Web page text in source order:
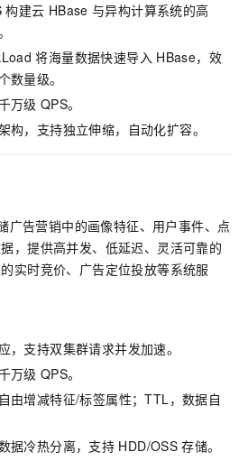
构建云 HBase 与异构计算系统的高
将海量数据快速导入 HBase，效
数量级。
万级 QPS。
构，支持独立伸缩，自动化扩容。
广告营销中的画像特征、用户事件、点
，提供高并发、低延迟、灵活可靠的
实时竞价、广告定位投放等系统服
，支持双集群请求并发加速。
万级 QPS。
由增减特征/标签属性；TTL，数据自
据冷热分离，支持 HDD/OSS 存储。